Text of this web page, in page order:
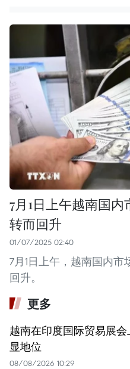
7月1日上午越南国
转而回升
01/07/2025 02:40
7月1日上午，越南国内
回升。
更多
越南在印度国际贸易展
显地位
08/08/2026 10:29